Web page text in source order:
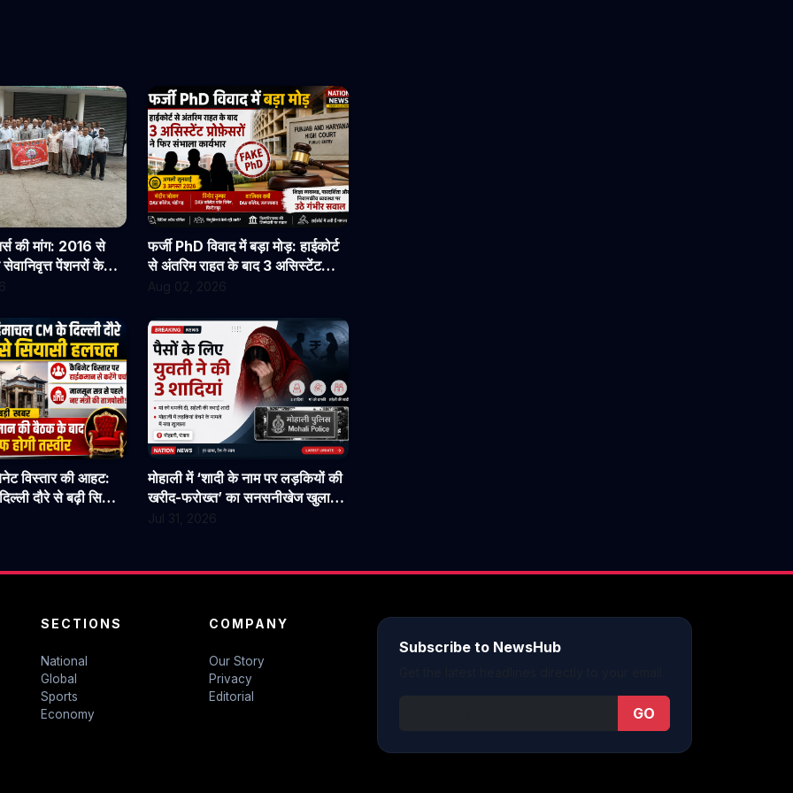
की मांग: 2016 से
पेंशनरों के
फर्जी PhD विवाद में बड़ा मोड़: हाईकोर्ट
से अंतरिम राहत के बाद 3 असिस्टेंट
प्रोफेसरों ने फिर संभाला कार्यभार, 3
Aug 02, 2026
विस्तार की आहट:
दौरे से बढ़ी सियासी
मोहाली में ‘शादी के नाम पर लड़कियों की
खरीद-फरोख्त’ का सनसनीखेज खुलासा:
SECTIONS
National
Global
Sports
Economy
COMPANY
Our Story
Privacy
Editorial
Subscribe to NewsHub
GO